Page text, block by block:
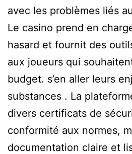
avec les problèmes liés
Le casino prend en
hasard et fournit des
aux joueurs qui
budget. s’en aller leurs
substances . La
divers certificats de
conformité aux normes,
documentation claire et